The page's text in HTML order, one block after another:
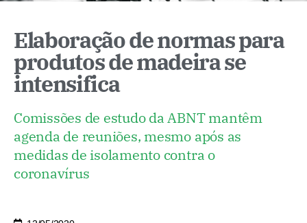
Elaboração de normas para
produtos de madeira se
intensifica
Comissões de estudo da ABNT mantêm
agenda de reuniões, mesmo após as
medidas de isolamento contra o
coronavírus